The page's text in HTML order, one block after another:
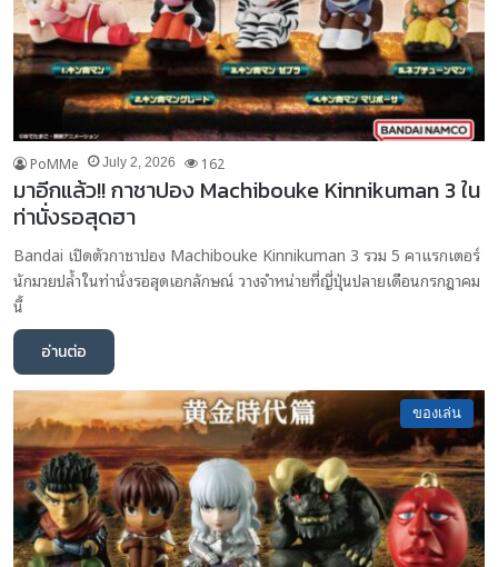
PoMMe July 2, 2026 162
มาอีกแล้ว!! กาชาปอง Machibouke Kinnikuman 3 ใน
ท่านั่งรอสุดฮา
Bandai เปิดตัวกาชาปอง Machibouke Kinnikuman 3 รวม 5 คาแรกเตอร์
นักมวยปล้ำในท่านั่งรอสุดเอกลักษณ์ วางจำหน่ายที่ญี่ปุ่นปลายเดือนกรกฎาคม
นี้
อ่านต่อ
ของเล่น